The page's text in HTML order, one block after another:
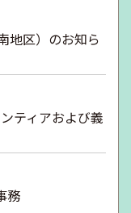
地区）のお知ら
ティアおよび義
務